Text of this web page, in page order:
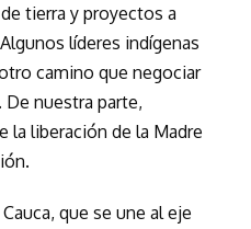
tierra y proyectos a
líderes indígenas
camino que negociar
nuestra parte,
la liberación de la Madre
que se une al eje